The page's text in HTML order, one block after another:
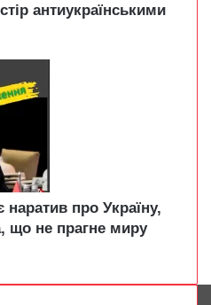
антиукраїнськими
про Україну,
що не прагне миру